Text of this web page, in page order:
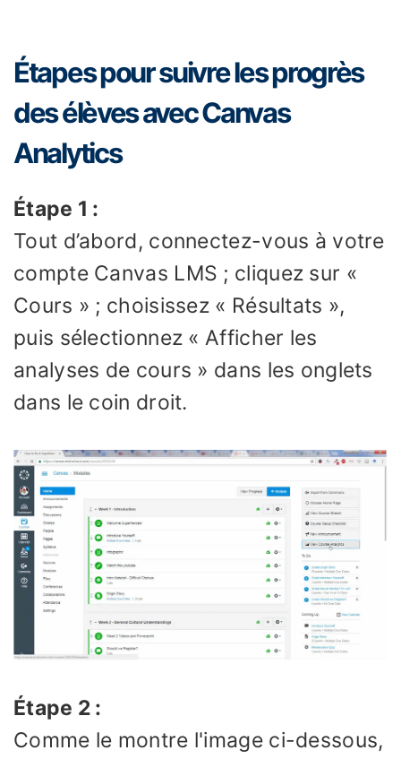
Étapes pour suivre les progrès
des élèves avec Canvas
Analytics
Étape 1 :
Tout d’abord, connectez-vous à votre
compte Canvas LMS ; cliquez sur «
Cours » ; choisissez « Résultats »,
puis sélectionnez « Afficher les
analyses de cours » dans les onglets
dans le coin droit.
Étape 2 :
Comme le montre l'image ci-dessous,